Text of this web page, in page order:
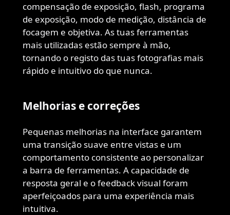
compensação de exposição, flash, programa
de exposição, modo de medição, distância de
focagem e objetiva. As tuas ferramentas
mais utilizadas estão sempre à mão,
tornando o registo das tuas fotografias mais
rápido e intuitivo do que nunca.
Melhorias e correções
Pequenas melhorias na interface garantem
uma transição suave entre vistas e um
comportamento consistente ao personalizar
a barra de ferramentas. A capacidade de
resposta geral e o feedback visual foram
aperfeiçoados para uma experiência mais
intuitiva.